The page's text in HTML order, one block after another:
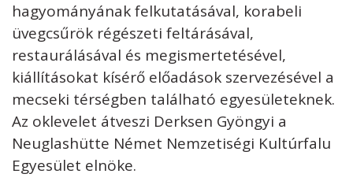
hagyományának felkutatásával, korabeli
üvegcsűrök régészeti feltárásával,
restaurálásával és megismertetésével,
kiállításokat kísérő előadások szervezésével a
mecseki térségben található egyesületeknek.
Az oklevelet átveszi Derksen Gyöngyi a
Neuglashütte Német Nemzetiségi Kultúrfalu
Egyesület elnöke.